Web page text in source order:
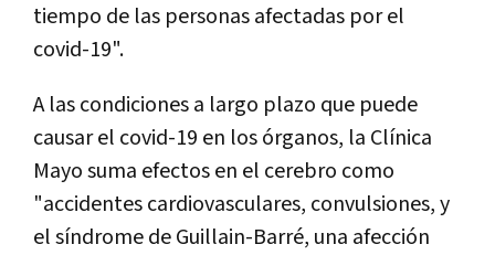
tiempo de las personas afectadas por el
covid-19".
A las condiciones a largo plazo que puede
causar el covid-19 en los órganos, la Clínica
Mayo suma efectos en el cerebro como
"accidentes cardiovasculares, convulsiones, y
el síndrome de Guillain-Barré, una afección